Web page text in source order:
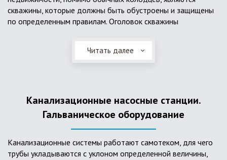
скважины, которые должны быть обустроены и защищены
по определенным правилам. Оголовок скважины
и автоматикой. Все это оборудование способно
подвергаться загрязнению атмосферными и
его работу в нормальном режиме. Лучшим способом
защиты оборудования является устройство герметичной
камеры или кессона, который не только защищает оголовок
скважины от негативных воздействий, но и обеспечивает
удобные условия для обслуживания в любой период года.
Кессон может быть выполнен из обычных железобетонных
Читать далее
Канализационные насосные станции.
Гальваническое оборудование
Канализационные системы работают самотеком, для чего
трубы укладываются с уклоном определенной величины,